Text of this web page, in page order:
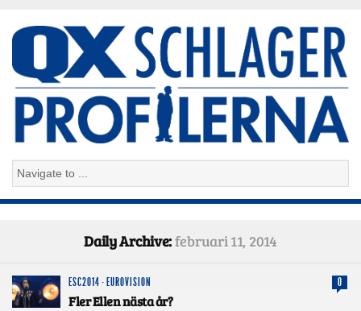
Daily Archive:februari 11, 2014
ESC2014 · EUROVISION 0
Fler Ellen nästa år?